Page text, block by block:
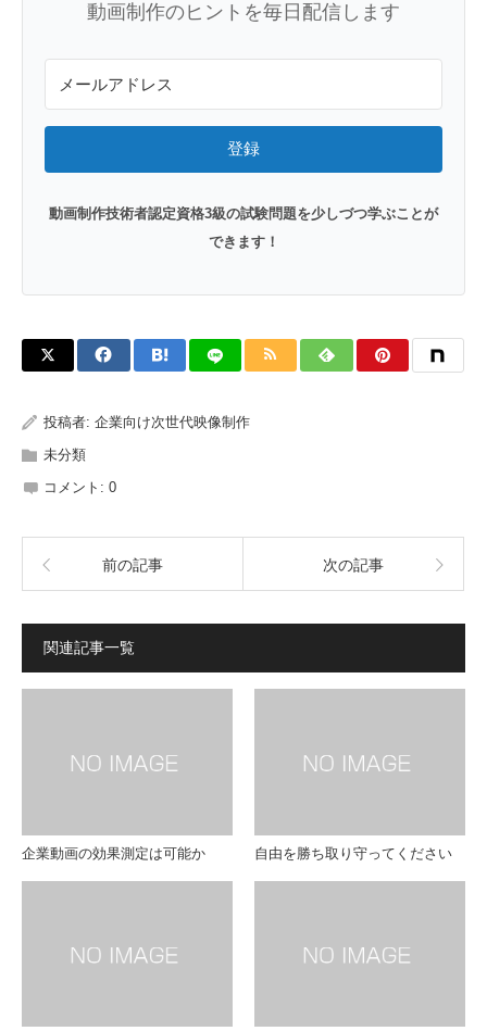
動画制作のヒントを毎日配信します
登録
動画制作技術者認定資格3級の試験問題を少しづつ学ぶことが
できます！
投稿者: 企業向け次世代映像制作
未分類
コメント: 0
前の記事 次の記事
関連記事一覧
企業動画の効果測定は可能か 自由を勝ち取り守ってください